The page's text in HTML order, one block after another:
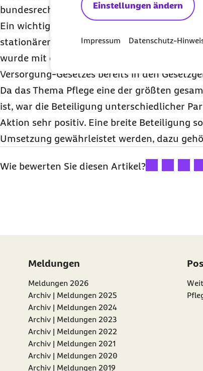
Einstellungen ändern
Impressum Datenschutz-
bundesrechtliche Vorgaben harmonisiert
Ein wichtiges Ziel der
stationären Pflegeeinrichtungen an die
wurde mit dem vor wenigen Tagen
Versorgung-Gesetzes bereits in den
Da das Thema Pflege eine der größten
ist, war die Beteiligung unterschiedlicher
Aktion sehr positiv. Eine breite Beteiligung
Umsetzung gewährleistet werden, dazu
Wie bewerten Sie diesen Artikel?Ihre Bewertung:
Ihre Ihre
Meldungen
Meldungen 2026
Archiv | Meldungen 2025
Archiv | Meldungen 2024
Archiv | Meldungen 2023
Archiv | Meldungen 2022
Archiv | Meldungen 2021
Archiv | Meldungen 2020
Archiv | Meldungen 2019